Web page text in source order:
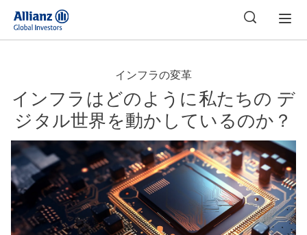
インフラの変革
インフラはどのように私たちの デ
ジタル世界を動かしているのか？